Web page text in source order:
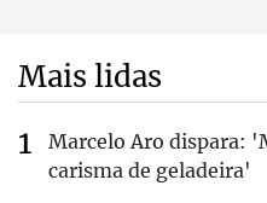
Mais lidas
Marcelo Aro dispara:
carisma de geladeira'